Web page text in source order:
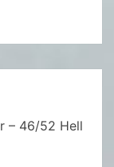
– 46/52 Hell